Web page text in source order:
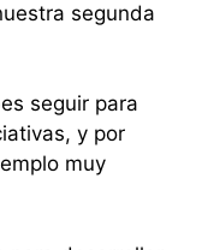
segunda
seguir para
y por
muy